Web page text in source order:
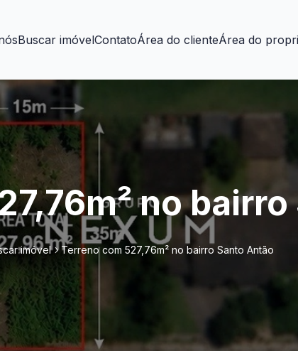
Buscar imóvelContatoÁrea do clienteÁrea do
no
imóvel Terreno com 527,76m² no bairro Santo Antão